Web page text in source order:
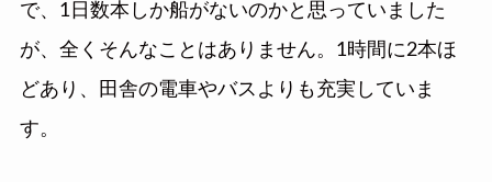
で、1日数本しか船がないのかと思っていました
が、全くそんなことはありません。1時間に2本ほ
どあり、田舎の電車やバスよりも充実していま
す。